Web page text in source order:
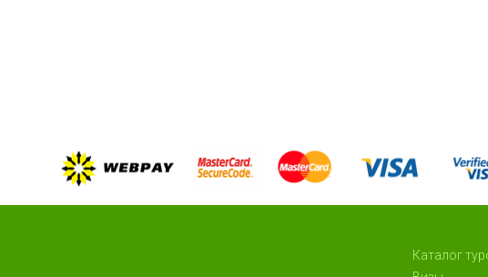
Каталог